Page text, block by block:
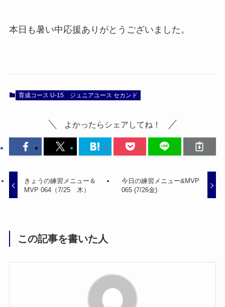
本日も暑い中応援ありがとうございました。
育成コース U-15 ジュニアユース セカンド
よかったらシェアしてね！
きょうの練習メニュー＆
MVP 064（7/25 木）
今日の練習メニュー&MVP
065 (7/26金)
この記事を書いた人